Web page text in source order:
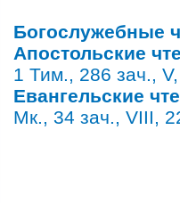
Богослужебные
Апостольские
1 Тим., 286 зач.,
Евангельские
Мк., 34 зач., VIII,